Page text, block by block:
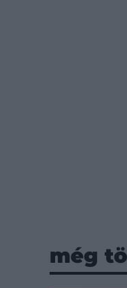
még